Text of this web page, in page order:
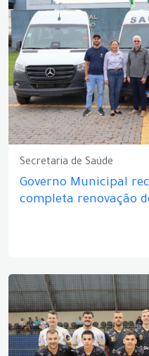
Secretaria de Saúde
Governo Municipal
completa renovação